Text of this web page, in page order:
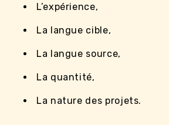
L’expérience,
La langue cible,
La langue source,
La quantité,
La nature des projets.